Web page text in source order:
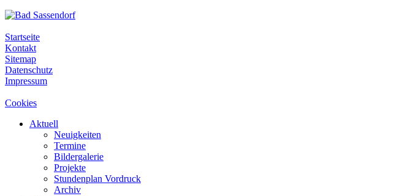
Startseite
Kontakt
Sitemap
Datenschutz
Impressum
Cookies
Aktuell
Neuigkeiten
Termine
Bildergalerie
Projekte
Stundenplan Vordruck
Archiv